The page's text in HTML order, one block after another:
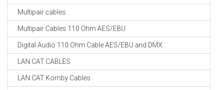
Multipair cables
Multipair Cables 110 Ohm AES/EBU
Digital Audio 110 Ohm Cable AES/EBU and DMX
LAN CAT CABLES
LAN CAT Komby Cables